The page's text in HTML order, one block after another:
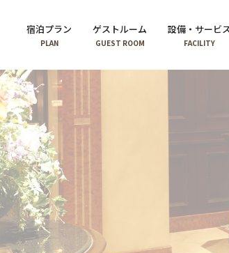
宿泊プラン
PLAN
ゲストルーム
GUEST ROOM
設備・サービ
FACILITY